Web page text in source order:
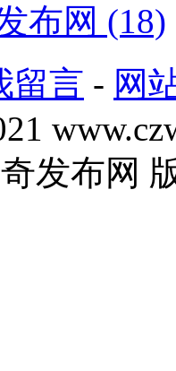
布网 (18)
留言 - 网
发布网